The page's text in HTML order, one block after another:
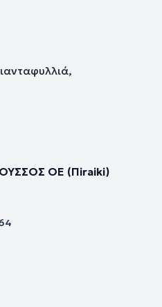
ΟΕ (Πiraiki)